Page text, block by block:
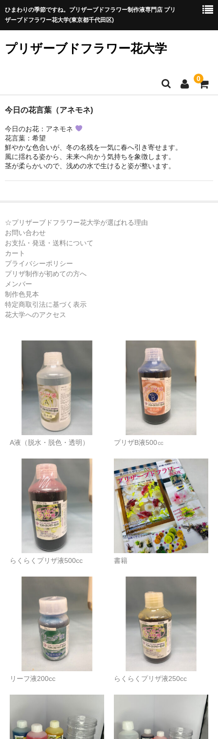
ひまわりの季節ですね。プリザーブドフラワー制作液専門店 プリ
ザーブドフラワー花大学(東京都千代田区)
プリザーブドフラワー花大学
0
プリザ制作が初めての方
プリザ制作が初めての方へ
プリザーブドフラワーに向いている？特徴と制作時のポイン
ト
制作液を選ぶ
B液
らくらくプリザ液
リーフ液
プリザーブドフラワー書籍
講習会レッスン
プリザ制作教室
花大学へのアクセス
今日の花言葉（アネモネ)
今日のお花：アネモネ
花言葉：希望
鮮やかな色合いが、冬の名残を一気に春へ引き寄せます。
風に揺れる姿から、未来へ向かう気持ちを象徴します。
茎が柔らかいので、浅めの水で生けると姿が整います。
☆プリザーブドフラワー花大学が選ばれる理由
お問い合わせ
お支払・発送・送料について
カート
プライバシーポリシー
プリザ制作が初めての方へ
メンバー
制作色見本
特定商取引法に基づく表示
花大学へのアクセス
A液（脱水・脱色・透明） プリザB液500㏄
らくらくプリザ液500cc 書籍
リーフ液200cc らくらくプリザ液250cc